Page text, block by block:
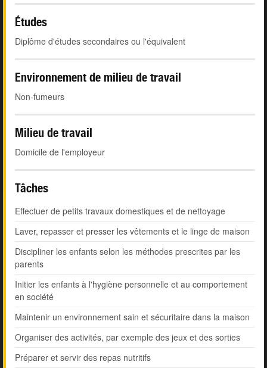
Études
Diplôme d'études secondaires ou l'équivalent
Environnement de milieu de travail
Non-fumeurs
Milieu de travail
Domicile de l'employeur
Tâches
Effectuer de petits travaux domestiques et de nettoyage
Laver, repasser et presser les vêtements et le linge de maison
Discipliner les enfants selon les méthodes prescrites par les
parents
Initier les enfants à l'hygiène personnelle et au comportement
en société
Maintenir un environnement sain et sécuritaire dans la maison
Organiser des activités, par exemple des jeux et des sorties
Préparer et servir des repas nutritifs